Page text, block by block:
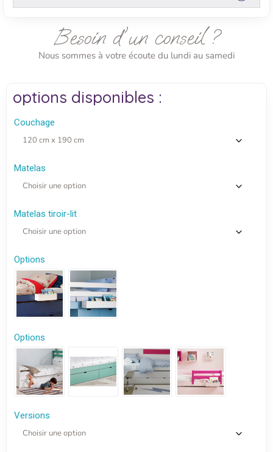
Besoin d'un conseil ?
Nous sommes à votre écoute du lundi au samedi
options disponibles :
Couchage
Matelas
Matelas tiroir-lit
Options
Options
Versions